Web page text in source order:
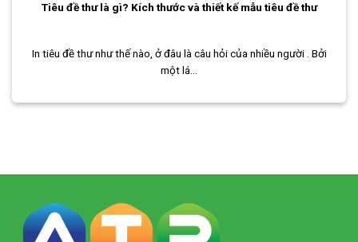
Tiêu đề thư là gì? Kích thước và thiết kế mẫu tiêu đề thư
In tiêu đề thư như thế nào, ở đâu là câu hỏi của nhiều người . Bởi
một lá...